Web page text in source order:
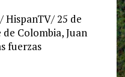
HispanTV/ 25 de
Colombia, Juan
fuerzas